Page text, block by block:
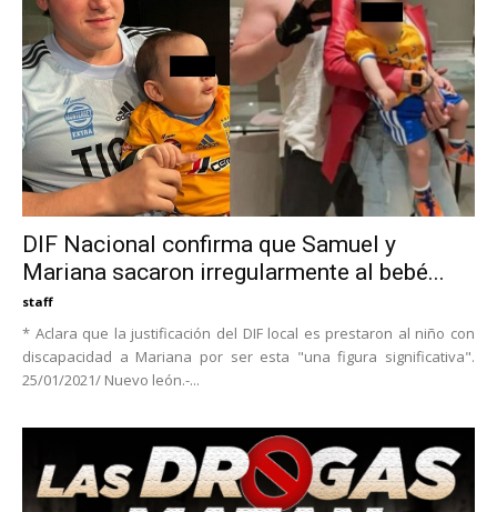
DIF Nacional confirma que Samuel y
Mariana sacaron irregularmente al bebé...
staff
* Aclara que la justificación del DIF local es prestaron al niño con
discapacidad a Mariana por ser esta "una figura significativa".
25/01/2021/ Nuevo león.-...